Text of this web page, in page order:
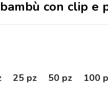
con clip e
25 pz 50 pz 100